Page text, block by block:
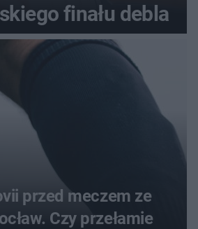
finału debla
przed meczem ze
Czy przełamie